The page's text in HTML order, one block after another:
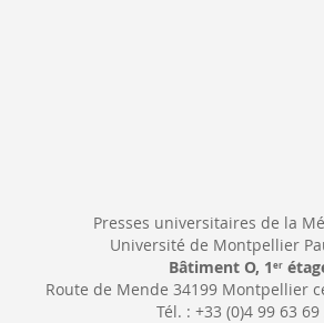
Presses universitaires de la
Université de Montpellier
Bâtiment O, 1 er
Route de Mende 34199 Montpellier
Tél. : +33 (0)4 99 63 69